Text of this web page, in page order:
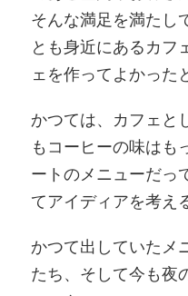
そんな満足を満たし
とも身近にあるカフ
ェを作ってよかった
かつては、カフェと
もコーヒーの味はも
ートのメニューだっ
てアイディアを考え
かつて出していたメ
たち、そして今も夜